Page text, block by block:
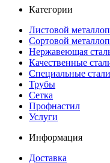
Категории
Листовой
Сортовой
Нержавеющая
Качественные
Специальные
Трубы
Сетка
Профнастил
Услуги
Информация
Доставка